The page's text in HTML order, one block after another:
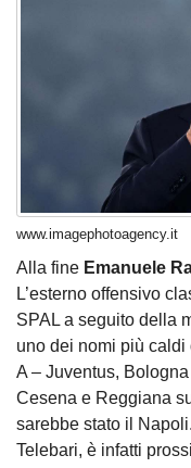
www.imagephotoagency.it
Alla fine Emanuele
L’esterno offensivo
SPAL a seguito della
uno dei nomi più
A – Juventus,
Cesena e Reggiana
sarebbe stato il
Telebari, è infatti